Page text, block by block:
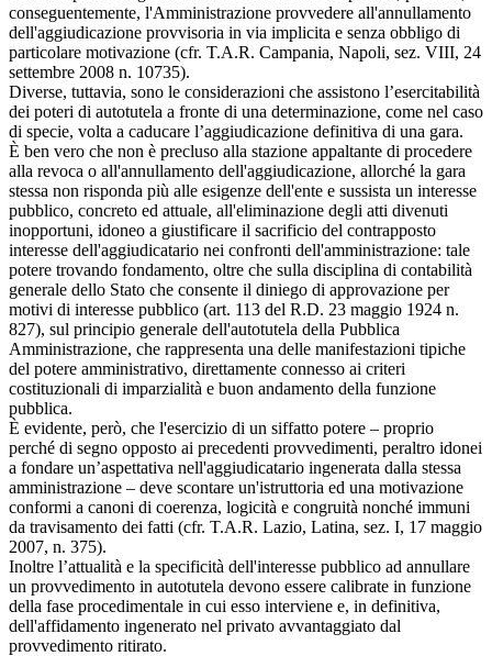
conseguentemente, l'Amministrazione provvedere all'annullamento
dell'aggiudicazione provvisoria in via implicita e senza obbligo di
particolare motivazione (cfr. T.A.R. Campania, Napoli, sez. VIII, 24
settembre 2008 n. 10735).
Diverse, tuttavia, sono le considerazioni che assistono l’esercitabilità
dei poteri di autotutela a fronte di una determinazione, come nel caso
di specie, volta a caducare l’aggiudicazione definitiva di una gara.
È ben vero che non è precluso alla stazione appaltante di procedere
alla revoca o all'annullamento dell'aggiudicazione, allorché la gara
stessa non risponda più alle esigenze dell'ente e sussista un interesse
pubblico, concreto ed attuale, all'eliminazione degli atti divenuti
inopportuni, idoneo a giustificare il sacrificio del contrapposto
interesse dell'aggiudicatario nei confronti dell'amministrazione: tale
potere trovando fondamento, oltre che sulla disciplina di contabilità
generale dello Stato che consente il diniego di approvazione per
motivi di interesse pubblico (art. 113 del R.D. 23 maggio 1924 n.
827), sul principio generale dell'autotutela della Pubblica
Amministrazione, che rappresenta una delle manifestazioni tipiche
del potere amministrativo, direttamente connesso ai criteri
costituzionali di imparzialità e buon andamento della funzione
pubblica.
È evidente, però, che l'esercizio di un siffatto potere – proprio
perché di segno opposto ai precedenti provvedimenti, peraltro idonei
a fondare un’aspettativa nell'aggiudicatario ingenerata dalla stessa
amministrazione – deve scontare un'istruttoria ed una motivazione
conformi a canoni di coerenza, logicità e congruità nonché immuni
da travisamento dei fatti (cfr. T.A.R. Lazio, Latina, sez. I, 17 maggio
2007, n. 375).
Inoltre l’attualità e la specificità dell'interesse pubblico ad annullare
un provvedimento in autotutela devono essere calibrate in funzione
della fase procedimentale in cui esso interviene e, in definitiva,
dell'affidamento ingenerato nel privato avvantaggiato dal
provvedimento ritirato.